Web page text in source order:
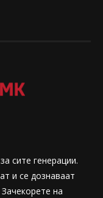
сите генерации.
и се дознаваат
на